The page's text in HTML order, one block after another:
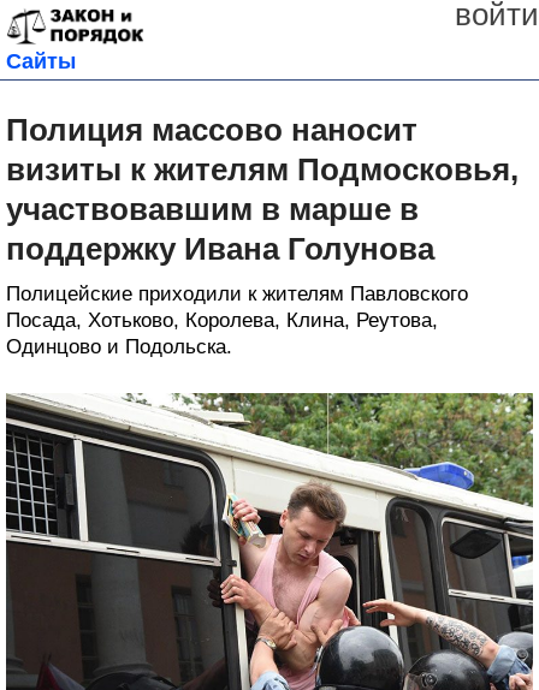
войти
Сайты
Полиция массово наносит
визиты к жителям Подмосковья,
участвовавшим в марше в
поддержку Ивана Голунова
Полицейские приходили к жителям Павловского
Посада, Хотьково, Королева, Клина, Реутова,
Одинцово и Подольска.